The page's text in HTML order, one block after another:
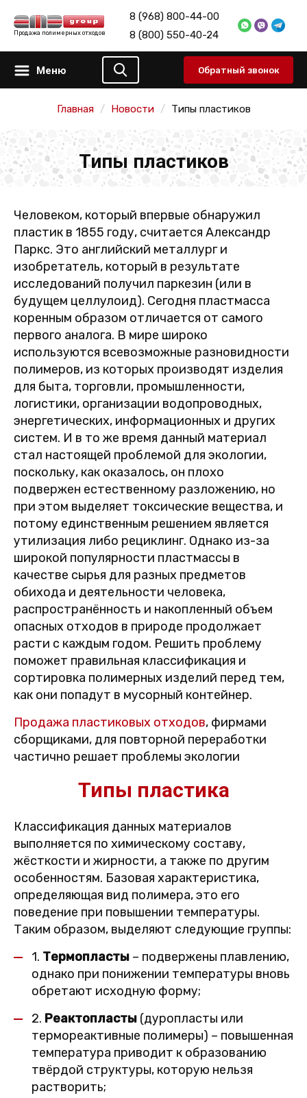
Продажа полимерных отходов
8 (968) 800-44-00
8 (800) 550-40-24
Меню Обратный звонок
Главная Новости Типы пластиков
Типы пластиков
Человеком, который впервые обнаружил
пластик в 1855 году, считается Александр
Паркс. Это английский металлург и
изобретатель, который в результате
исследований получил паркезин (или в
будущем целлулоид). Сегодня пластмасса
коренным образом отличается от самого
первого аналога. В мире широко
используются всевозможные разновидности
полимеров, из которых производят изделия
для быта, торговли, промышленности,
логистики, организации водопроводных,
энергетических, информационных и других
систем. И в то же время данный материал
стал настоящей проблемой для экологии,
поскольку, как оказалось, он плохо
подвержен естественному разложению, но
при этом выделяет токсические вещества, и
потому единственным решением является
утилизация либо рециклинг. Однако из-за
широкой популярности пластмассы в
качестве сырья для разных предметов
обихода и деятельности человека,
распространённость и накопленный объем
опасных отходов в природе продолжает
расти с каждым годом. Решить проблему
поможет правильная классификация и
сортировка полимерных изделий перед тем,
как они попадут в мусорный контейнер.
Продажа пластиковых отходов, фирмами
сборщиками, для повторной переработки
частично решает проблемы экологии
Типы пластика
Классификация данных материалов
выполняется по химическому составу,
жёсткости и жирности, а также по другим
особенностям. Базовая характеристика,
определяющая вид полимера, это его
поведение при повышении температуры.
Таким образом, выделяют следующие группы:
1. Термопласты – подвержены плавлению,
однако при понижении температуры вновь
обретают исходную форму;
2. Реактопласты (дуропласты или
термореактивные полимеры) – повышенная
температура приводит к образованию
твёрдой структуры, которую нельзя
растворить;